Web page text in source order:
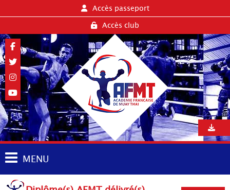
Accès passeport
Accès club
MENU